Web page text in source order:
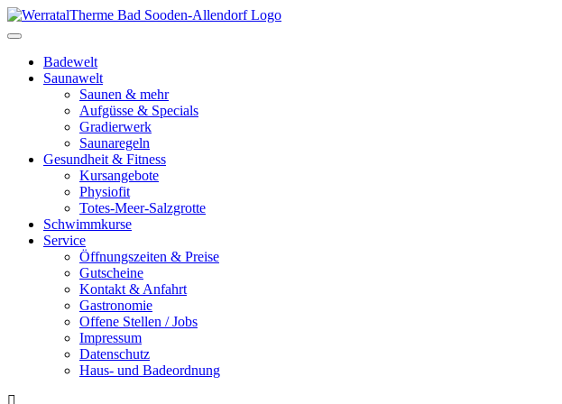
Toggle
navigationBadewelt
Saunawelt
Saunen & mehr
Aufgüsse & Specials
Gradierwerk
Saunaregeln
Gesundheit & Fitness
Kursangebote
Physiofit
Totes-Meer-Salzgrotte
Schwimmkurse
Service
Öffnungszeiten & Preise
Gutscheine
Kontakt & Anfahrt
Gastronomie
Offene Stellen / Jobs
Impressum
Datenschutz
Haus- und Badeordnung